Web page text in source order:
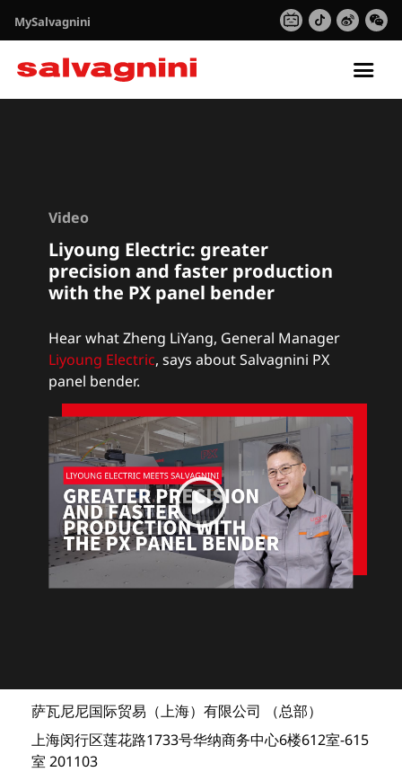
MySalvagnini
Video
Liyoung Electric: greater
precision and faster production
with the PX panel bender
Hear what Zheng LiYang, General Manager
Liyoung Electric, says about Salvagnini PX
panel bender.
萨瓦尼尼国际贸易（上海）有限公司 （总部）
上海闵行区莲花路1733号华纳商务中心6楼612室-615
室 201103